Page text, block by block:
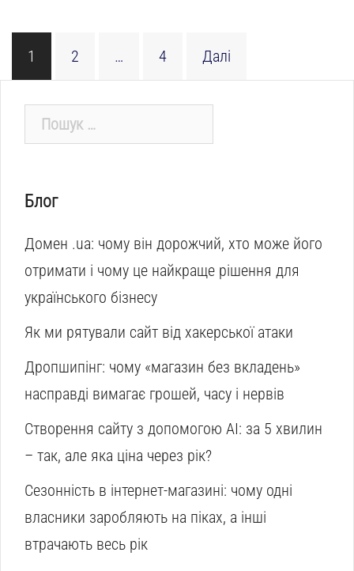
записів
1 2 … 4 Далі
Пошук:
Блог
Домен .ua: чому він дорожчий, хто може його
отримати і чому це найкраще рішення для
українського бізнесу
Як ми рятували сайт від хакерської атаки
Дропшипінг: чому «магазин без вкладень»
насправді вимагає грошей, часу і нервів
Створення сайту з допомогою AI: за 5 хвилин
– так, але яка ціна через рік?
Сезонність в інтернет-магазині: чому одні
власники заробляють на піках, а інші
втрачають весь рік